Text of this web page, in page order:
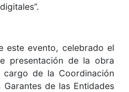
este evento, celebrado el
presentación de la obra
de la Coordinación
Garantes de las Entidades